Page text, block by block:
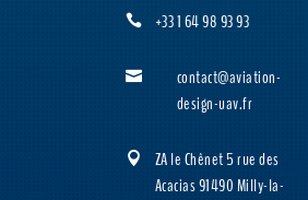
 +33 1 64 98 93 93

contact@aviation-
design-uav.fr

ZA le Chênet 5 rue des
Acacias 91490 Milly-la-